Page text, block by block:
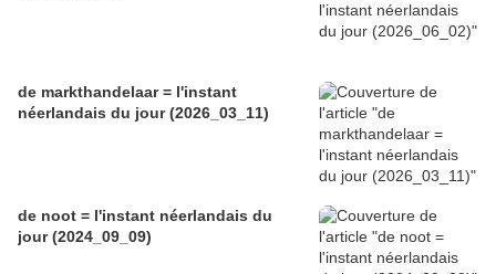
de markthandelaar = l'instant
néerlandais du jour (2026_03_11)
de noot = l'instant néerlandais du
jour (2024_09_09)